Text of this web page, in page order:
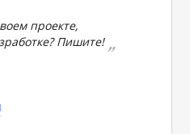
проекте,
Пишите!